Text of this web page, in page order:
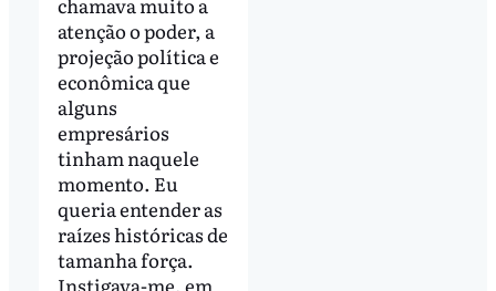
atenção o poder, a
projeção política e
econômica que
alguns
empresários
tinham naquele
momento. Eu
queria entender as
raízes históricas de
tamanha força.
Instigava-me, em